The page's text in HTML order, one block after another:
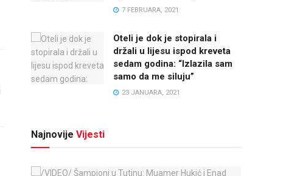
7 FEBRUARA, 2021
Oteli je dok je stopirala i
držali u lijesu ispod kreveta
sedam godina: “Izlazila sam
samo da me siluju”
23 JANUARA, 2021
Najnovije Vijesti